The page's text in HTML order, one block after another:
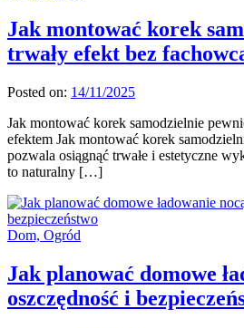
Jak montować korek
trwały efekt bez
Posted on: 14/11/2025
Jak montować korek samodzielnie
efektem Jak montować korek
pozwala osiągnąć trwałe i estetyczne
to naturalny […]
Dom, Ogród
Jak planować domowe
oszczędność i